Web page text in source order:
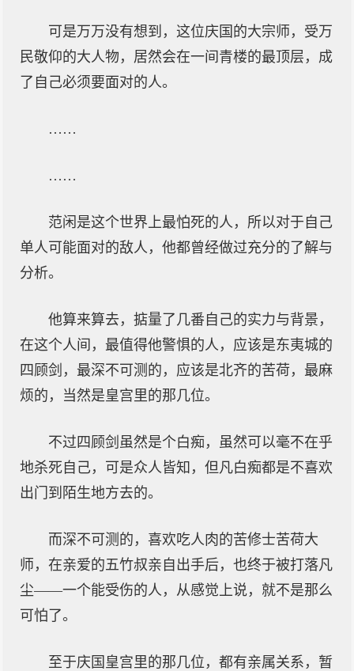
可是万万没有想到，这位庆国的大宗师，受万
民敬仰的大人物，居然会在一间青楼的最顶层，成
了自己必须要面对的人。
……
……
范闲是这个世界上最怕死的人，所以对于自己
单人可能面对的敌人，他都曾经做过充分的了解与
分析。
他算来算去，掂量了几番自己的实力与背景，
在这个人间，最值得他警惧的人，应该是东夷城的
四顾剑，最深不可测的，应该是北齐的苦荷，最麻
烦的，当然是皇宫里的那几位。
不过四顾剑虽然是个白痴，虽然可以毫不在乎
地杀死自己，可是众人皆知，但凡白痴都是不喜欢
出门到陌生地方去的。
而深不可测的，喜欢吃人肉的苦修士苦荷大
师，在亲爱的五竹叔亲自出手后，也终于被打落凡
尘——一个能受伤的人，从感觉上说，就不是那么
可怕了。
至于庆国皇宫里的那几位，都有亲属关系，暂